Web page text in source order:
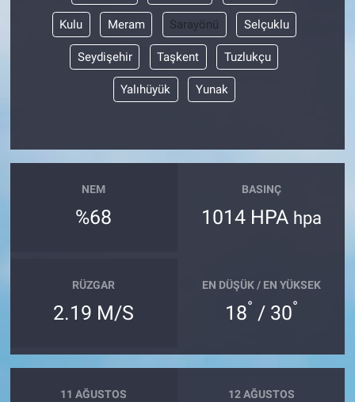
Kulu Meram Sarayönü Selçuklu
Seydişehir Taşkent Tuzlukçu
Yalıhüyük Yunak
NEM
%68
BASINÇ
1014 HPA hpa
RÜZGAR
2.19 M/S
EN DÜŞÜK / EN YÜKSEK
18° / 30°
11 AĞUSTOS 12 AĞUSTOS